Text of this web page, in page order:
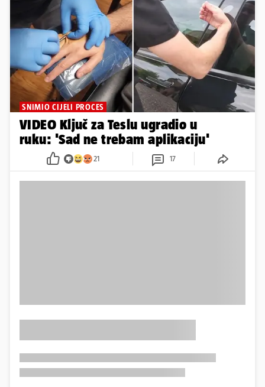
SNIMIO CIJELI PROCES
VIDEO Ključ za Teslu ugradio u
ruku: 'Sad ne trebam aplikaciju'
21 17